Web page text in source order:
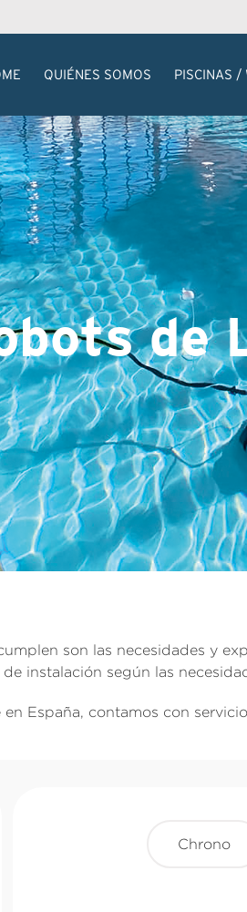
QUIÉNES SOMOS PISCINAS /
de
son las necesidades y
instalación según las
España, contamos con
Chrono